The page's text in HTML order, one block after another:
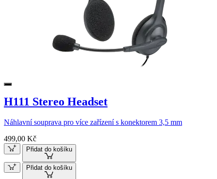
H111 Stereo Headset
Náhlavní souprava pro více zařízení s konektorem 3,5 mm
499,00 Kč
Přidat do košíku
Přidat do košíku